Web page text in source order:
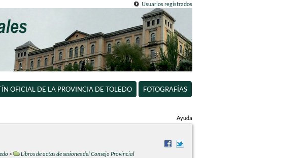
Usuarios registrados
OFICIAL DE LA PROVINCIA DE TOLEDO FOTOGRAFÍAS
Ayuda
>
Libros de actas de sesiones del Consejo Provincial